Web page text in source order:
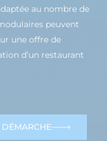
au nombre de
peuvent
une offre de
d’un restaurant
DÉMARCHE